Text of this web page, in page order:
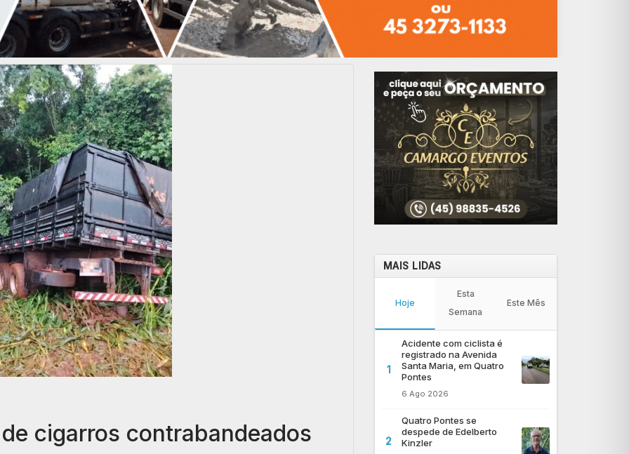
cigarros contrabandeados
MAIS LIDAS
Hoje
Esta
Semana
Este Mês
1
Acidente com ciclista é
registrado na Avenida
Santa Maria, em Quatro
Pontes
6 Ago 2026
2
Quatro Pontes se
despede de Edelberto
Kinzler